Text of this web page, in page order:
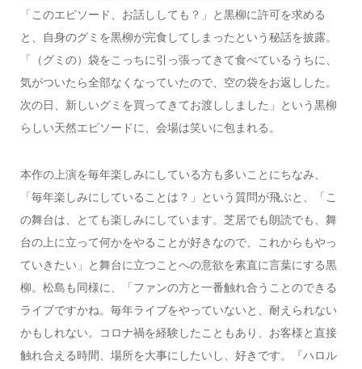
「このエピソード、お話ししても？」と黒柳に許可を求める
と、自身のグミを黒柳が完食してしまったという秘話を披露。
「（グミの）袋をこっちに引っ張ってきて食べているうちに、
気がついたら全部なくなっていたので、空の袋をお返しした。
次の日、新しいグミを買ってきてお渡ししました」という黒柳
らしい天然エピソードに、会場は笑いに包まれる。
本作の上演を毎年楽しみにしている方も多いことにちなみ、
「毎年楽しみにしていることは？」という質問が飛ぶと、「こ
の舞台は、とても楽しみにしています。芝居でも朗読でも、舞
台の上に立って何かをやることが好きなので、これからもやっ
ていきたい」と舞台に立つことへの意欲を素直に言葉にする黒
柳。松島も同様に、「ファンの方と一番触れ合うことのできる
ライブですかね。毎年ライブをやっていないと、耐えられない
かもしれない。コロナ禍を経験したこともあり、お客様と直接
触れ合える時間、場所を大事にしたいし、好きです。『ハロル